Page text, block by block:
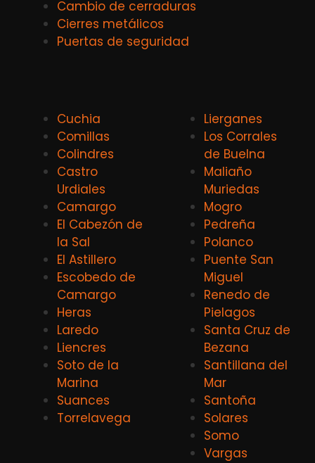
Cambio de cerraduras
Cierres metálicos
Puertas de seguridad
Cuchia
Comillas
Colindres
Castro
Urdiales
Camargo
El Cabezón de
la Sal
El Astillero
Escobedo de
Camargo
Heras
Laredo
Liencres
Soto de la
Marina
Suances
Torrelavega
Lierganes
Los Corrales
de Buelna
Maliaño
Muriedas
Mogro
Pedreña
Polanco
Puente San
Miguel
Renedo de
Pielagos
Santa Cruz de
Bezana
Santillana del
Mar
Santoña
Solares
Somo
Vargas